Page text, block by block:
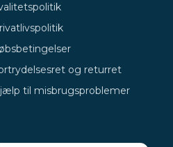
og returret
til misbrugsproblemer